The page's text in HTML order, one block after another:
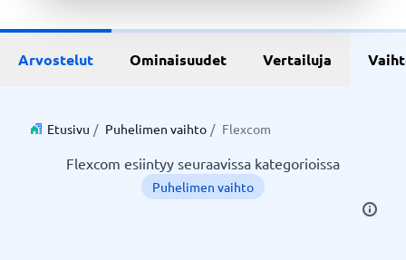
Arvostelut Ominaisuudet Vertailuja
Etusivu / Puhelimen vaihto / Flexcom
Flexcom esiintyy seuraavissa kategorioissa
Puhelimen vaihto